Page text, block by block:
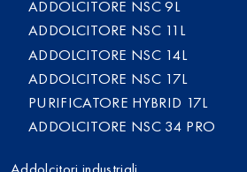
ADDOLCITORE NSC 9L
ADDOLCITORE NSC 11L
ADDOLCITORE NSC 14L
ADDOLCITORE NSC 17L
PURIFICATORE HYBRID 17L
ADDOLCITORE NSC 34 PRO
Addolcitori industriali